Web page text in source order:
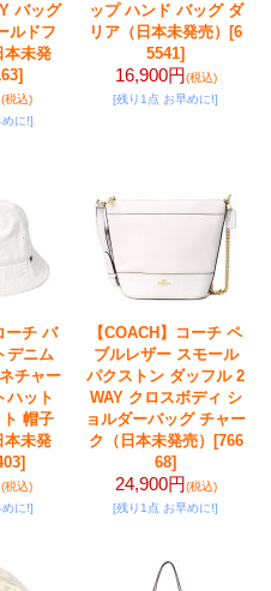
バッグ
ルドフ
本未発
(税込)
に!]
ップ ハンド バッグ ダ
リア（日本未発売）
[6
5541]
16,900円(税込)
[残り1点 お早めに!]
ーチ バ
デニム
チャー
ハット
帽子
本未発
(税込)
に!]
【COACH】コーチ ペ
ブルレザー スモール
パクストン ダッフル 2
WAY クロスボディ シ
ョルダーバッグ チャー
ク（日本未発売）
[766
68]
24,900円(税込)
[残り1点 お早めに!]